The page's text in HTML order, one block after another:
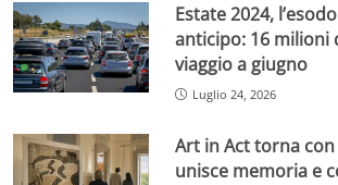
Estate 2024,
anticipo: 16 milioni
viaggio a giugno
Luglio 24, 2026
Art in Act torna
unisce memoria e